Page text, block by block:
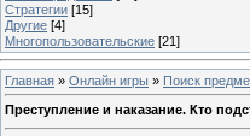
Стратегии [15]
Другие [4]
Многопользовательские [21]
Главная » Онлайн игры » Поиск
Преступление и наказание. Кто